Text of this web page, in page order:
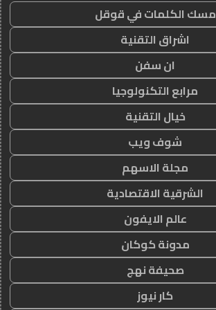
مسك الكلمات في قوقل
اشراق التقنية
ان سفن
مرابع التكنولوجيا
خيال التقنية
شوف ويب
مجلة الاسهم
الشرقية الاقتصادية
عالم الايفون
مدونة كوكان
صحيفة نهج
كار نيوز